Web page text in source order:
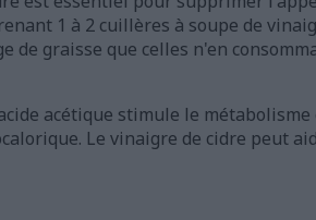
1 à 2 cuillères à soupe de
de graisse que celles n'en
acétique stimule le métabolisme
Le vinaigre de cidre peut